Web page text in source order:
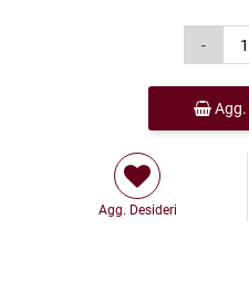
Agg.
Agg. Desideri